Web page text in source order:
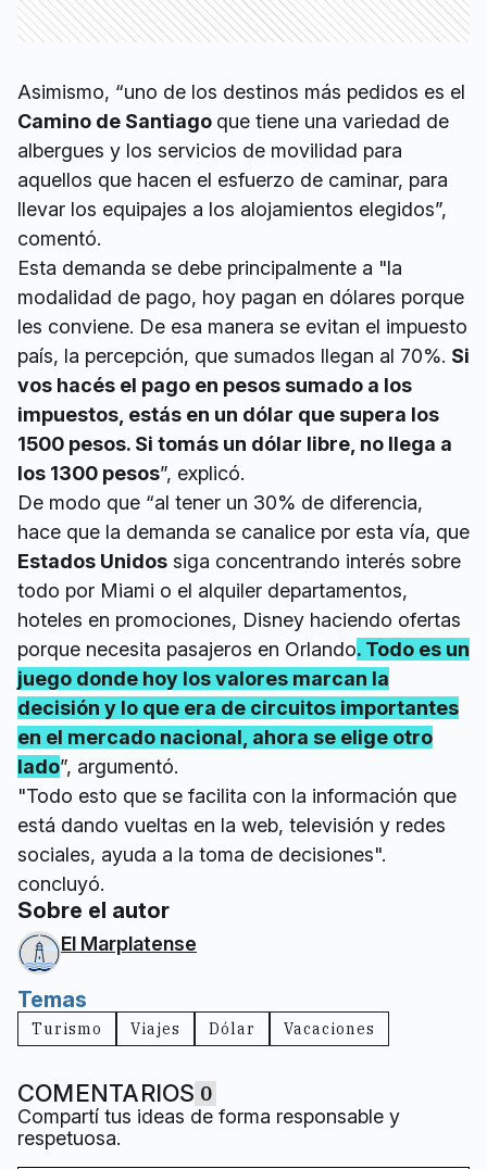
Asimismo, “uno de los destinos más pedidos es el
Camino de Santiago que tiene una variedad de
albergues y los servicios de movilidad para
aquellos que hacen el esfuerzo de caminar, para
llevar los equipajes a los alojamientos elegidos”,
comentó.
Esta demanda se debe principalmente a "la
modalidad de pago, hoy pagan en dólares porque
les conviene. De esa manera se evitan el impuesto
país, la percepción, que sumados llegan al 70%. Si
vos hacés el pago en pesos sumado a los
impuestos, estás en un dólar que supera los
1500 pesos. Si tomás un dólar libre, no llega a
los 1300 pesos”, explicó.
De modo que “al tener un 30% de diferencia,
hace que la demanda se canalice por esta vía, que
Estados Unidos siga concentrando interés sobre
todo por Miami o el alquiler departamentos,
hoteles en promociones, Disney haciendo ofertas
porque necesita pasajeros en Orlando. Todo es un
juego donde hoy los valores marcan la
decisión y lo que era de circuitos importantes
en el mercado nacional, ahora se elige otro
lado”, argumentó.
"Todo esto que se facilita con la información que
está dando vueltas en la web, televisión y redes
sociales, ayuda a la toma de decisiones".
concluyó.
Sobre el autor
El Marplatense
Temas
Turismo Viajes Dólar Vacaciones
COMENTARIOS 0
Compartí tus ideas de forma responsable y
respetuosa.